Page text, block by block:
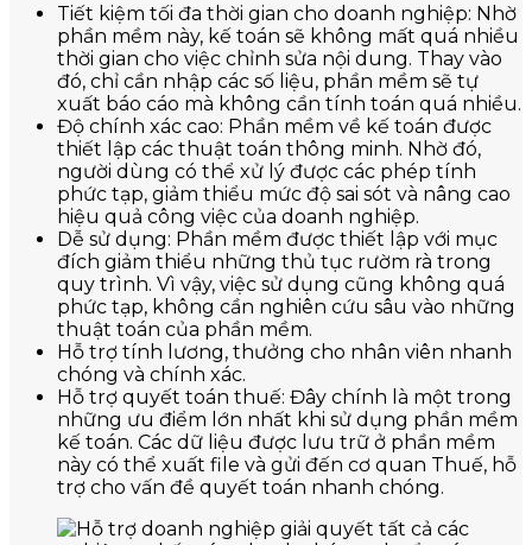
Tiết kiệm tối đa thời gian cho doanh nghiệp: Nhờ
phần mềm này, kế toán sẽ không mất quá nhiều
thời gian cho việc chỉnh sửa nội dung. Thay vào
đó, chỉ cần nhập các số liệu, phần mềm sẽ tự
xuất báo cáo mà không cần tính toán quá nhiều.
Độ chính xác cao: Phần mềm về kế toán được
thiết lập các thuật toán thông minh. Nhờ đó,
người dùng có thể xử lý được các phép tính
phức tạp, giảm thiểu mức độ sai sót và nâng cao
hiệu quả công việc của doanh nghiệp.
Dễ sử dụng: Phần mềm được thiết lập với mục
đích giảm thiểu những thủ tục rườm rà trong
quy trình. Vì vậy, việc sử dụng cũng không quá
phức tạp, không cần nghiên cứu sâu vào những
thuật toán của phần mềm.
Hỗ trợ tính lương, thưởng cho nhân viên nhanh
chóng và chính xác.
Hỗ trợ quyết toán thuế: Đây chính là một trong
những ưu điểm lớn nhất khi sử dụng phần mềm
kế toán. Các dữ liệu được lưu trữ ở phần mềm
này có thể xuất file và gửi đến cơ quan Thuế, hỗ
trợ cho vấn đề quyết toán nhanh chóng.